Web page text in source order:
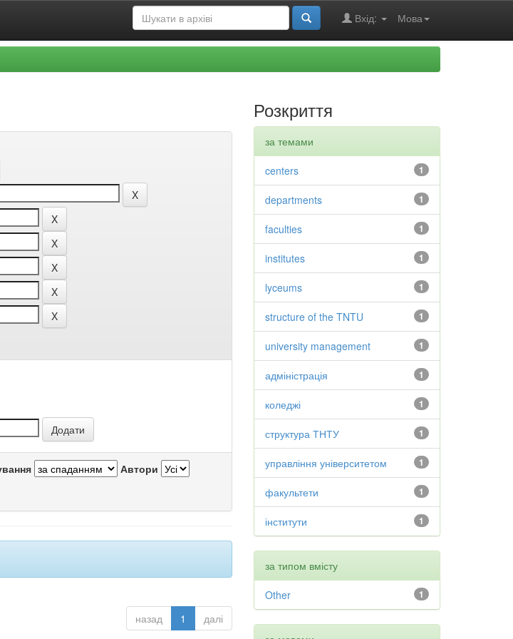
Мова
Вхід:
Автори
назад 1 далі
Розкриття
за темами
1
centers
1
departments
1
faculties
1
institutes
1
lyceums
1
structure of the TNTU
1
university management
1
адміністрація
1
коледжі
1
структура ТНТУ
1
управління університетом
1
факультети
1
інститути
за типом вмісту
1
Other